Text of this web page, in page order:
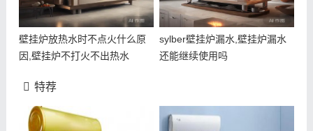
壁挂炉放热水时不点火什么原
因,壁挂炉不打火不出热水
sylber壁挂炉漏水,壁挂炉漏水
还能继续使用吗
特荐